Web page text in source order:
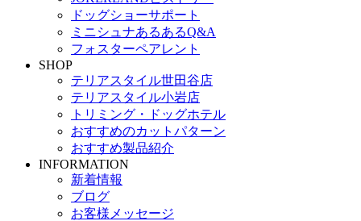
ドッグショーサポート
ミニシュナあるあるQ&A
フォスターペアレント
SHOP
テリアスタイル世田谷店
テリアスタイル小岩店
トリミング・ドッグホテル
おすすめのカットパターン
おすすめ製品紹介
INFORMATION
新着情報
ブログ
お客様メッセージ